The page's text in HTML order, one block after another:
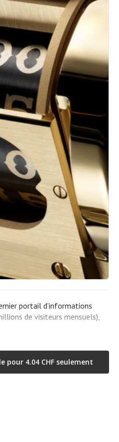
portail d’informations
de visiteurs mensuels),
pour 4.04 CHF seulement